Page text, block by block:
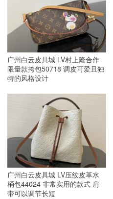
广州白云皮具城 LV村上隆合作
限量款挎包50718 调皮可爱且独
特的风格设计
广州白云皮具城 LV压纹皮革水
桶包44024 非常实用的款式 肩
带可以调节长短